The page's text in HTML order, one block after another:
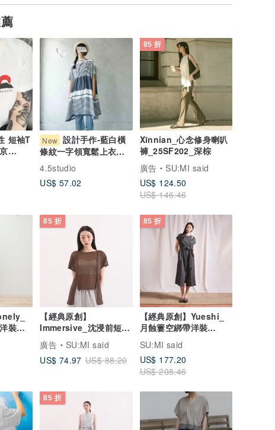
短袖T
New 設計手作-藍白橫
條紋一字領寬鬆上衣洋
4.5studio
US$ 57.02
85 折
Xīnnian_心念修身喇叭
褲_25SF202_深棕
廣告
SU:MI said
US$ 124.50
US$ 146.46
裝
格
85 折
【經典原創】
Immersive_沈浸前短後
長上衣_CLT007_咖啡
廣告
SU:MI said
US$ 74.97 US$ 88.20
85 折
【經典原創】Yueshi_
月蝕簍空綁帶洋裝
_CLD027_灰藍
SU:MI said
US$ 177.20
US$ 208.46
85 折